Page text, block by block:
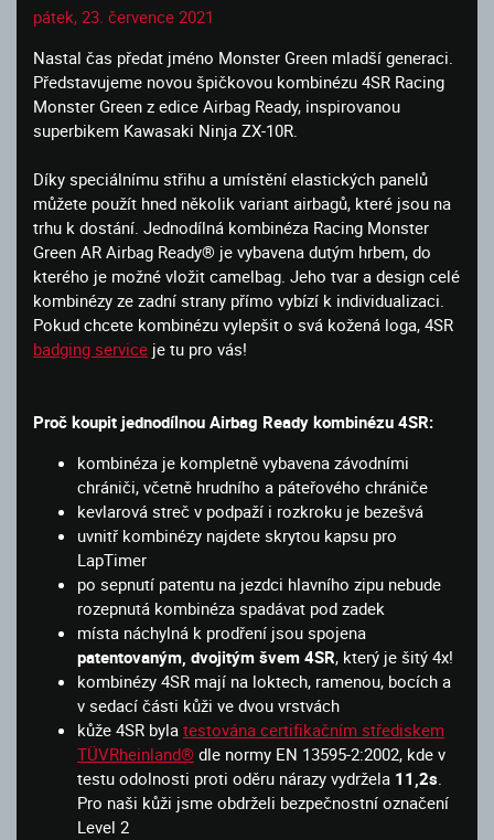
pátek, 23. července 2021
Nastal čas předat jméno Monster Green mladší generaci.
Představujeme novou špičkovou kombinézu 4SR Racing
Monster Green z edice Airbag Ready, inspirovanou
superbikem Kawasaki Ninja ZX-10R.
Díky speciálnímu střihu a umístění elastických panelů
můžete použít hned několik variant airbagů, které jsou na
trhu k dostání. Jednodílná kombinéza Racing Monster
Green AR Airbag Ready® je vybavena dutým hrbem, do
kterého je možné vložit camelbag. Jeho tvar a design celé
kombinézy ze zadní strany přímo vybízí k individualizaci.
Pokud chcete kombinézu vylepšit o svá kožená loga, 4SR
badging service je tu pro vás!
Proč koupit jednodílnou Airbag Ready kombinézu 4SR:
kombinéza je kompletně vybavena závodními
chrániči, včetně hrudního a páteřového chrániče
kevlarová streč v podpaží i rozkroku je bezešvá
uvnitř kombinézy najdete skrytou kapsu pro
LapTimer
po sepnutí patentu na jezdci hlavního zipu nebude
rozepnutá kombinéza spadávat pod zadek
místa náchylná k prodření jsou spojena
patentovaným, dvojitým švem 4SR, který je šitý 4x!
kombinézy 4SR mají na loktech, ramenou, bocích a
v sedací části kůži ve dvou vrstvách
kůže 4SR byla testována certifikačním střediskem
TÜVRheinland® dle normy EN 13595-2:2002, kde v
testu odolnosti proti oděru nárazy vydržela 11,2s.
Pro naši kůži jsme obdrželi bezpečnostní označení
Level 2